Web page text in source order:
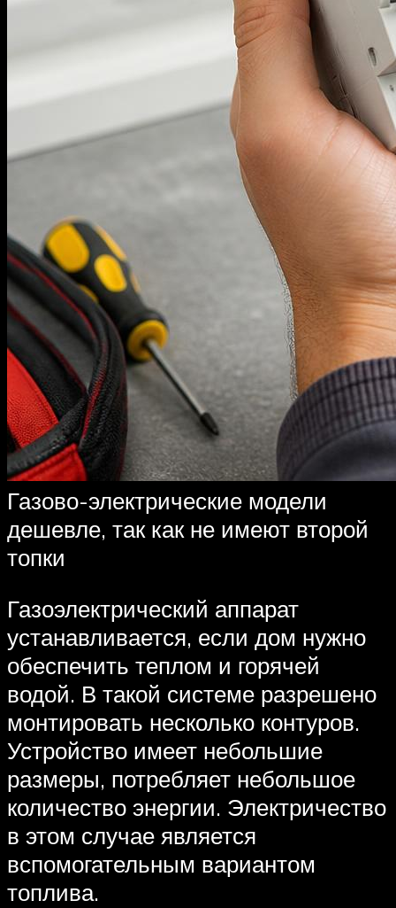
Газово-электрические модели
дешевле, так как не имеют второй
топки
Газоэлектрический аппарат
устанавливается, если дом нужно
обеспечить теплом и горячей
водой. В такой системе разрешено
монтировать несколько контуров.
Устройство имеет небольшие
размеры, потребляет небольшое
количество энергии. Электричество
в этом случае является
вспомогательным вариантом
топлива.